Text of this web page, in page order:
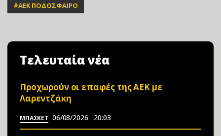
#ΑΕΚ ΠΟΔΟΣΦΑΙΡΟ
Τελευταία νέα
Προχωρούν οι επαφές της ΑΕΚ με
Λαρεντζάκη
ΜΠΑΣΚΕΤ 06/08/2026 20:03